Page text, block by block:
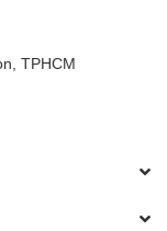
TPHCM